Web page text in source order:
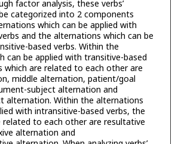
factor analysis, these verbs’
categorized into 2 components
which can be applied with
and the alternations which can be
based verbs. Within the
can be applied with transitive-based
which are related to each other are
middle alternation, patient/goal
subject alternation and
alternation. Within the alternations
with intransitive-based verbs, the
to each other are resultative
alternation and